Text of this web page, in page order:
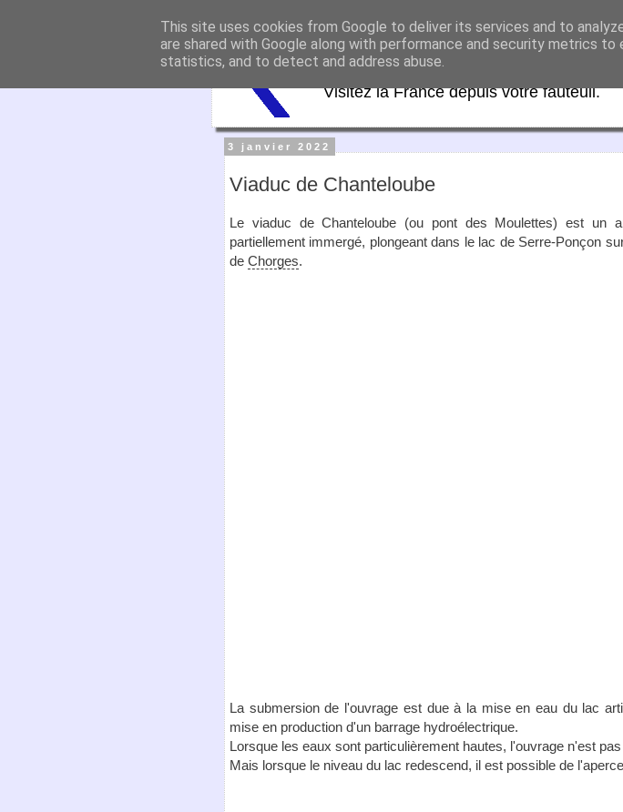
VirtuaFrance
Visitez la France depuis votre fauteuil.
3 janvier 2022
Viaduc de Chanteloube
Le viaduc de Chanteloube (ou pont des Moulettes) est un
partiellement immergé, plongeant dans le lac de Serre-Ponçon
de Chorges.
La submersion de l'ouvrage est due à la mise en eau du lac
mise en production d'un barrage hydroélectrique.
Lorsque les eaux sont particulièrement hautes, l'ouvrage n'est
Mais lorsque le niveau du lac redescend, il est possible de
This site uses cookies from Google to deliver its services and to
are shared with Google along with performance and security metrics to
statistics, and to detect and address abuse.